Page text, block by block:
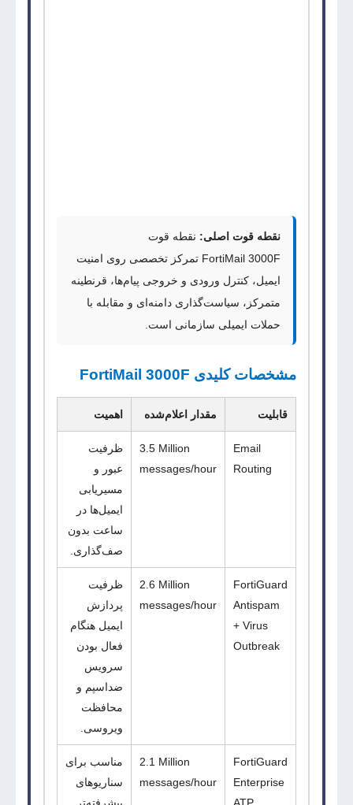
نقطه قوت اصلی: نقطه قوت
FortiMail 3000F تمرکز تخصصی روی امنیت
ایمیل، کنترل ورودی و خروجی پیام‌ها، قرنطینه
متمرکز، سیاست‌گذاری دامنه‌ای و مقابله با
حملات ایمیلی سازمانی است.
مشخصات کلیدی FortiMail 3000F
قابلیت مقدار اعلام‌شده اهمیت
Email
Routing
3.5 Million
messages/hour
ظرفیت
عبور و
مسیریابی
ایمیل‌ها در
ساعت بدون
صف‌گذاری.
FortiGuard
Antispam
+ Virus
Outbreak
2.6 Million
messages/hour
ظرفیت
پردازش
ایمیل هنگام
فعال بودن
سرویس
ضداسپم و
محافظت
ویروسی.
FortiGuard
Enterprise
2.1 Million
messages/hour
مناسب برای
سناریوهای